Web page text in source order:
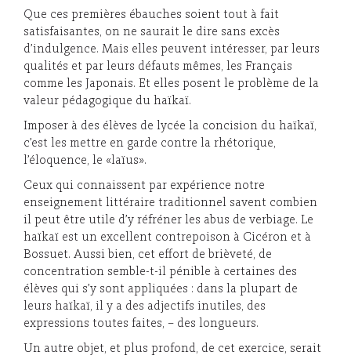
Que ces premières ébauches soient tout à fait
satisfaisantes, on ne saurait le dire sans excès
d’indulgence. Mais elles peuvent intéresser, par leurs
qualités et par leurs défauts mêmes, les Français
comme les Japonais. Et elles posent le problème de la
valeur pédagogique du haïkaï.
Imposer à des élèves de lycée la concision du haïkaï,
c’est les mettre en garde contre la rhétorique,
l’éloquence, le «laïus».
Ceux qui connaissent par expérience notre
enseignement littéraire traditionnel savent combien
il peut être utile d’y réfréner les abus de verbiage. Le
haïkaï est un excellent contrepoison à Cicéron et à
Bossuet. Aussi bien, cet effort de brièveté, de
concentration semble-t-il pénible à certaines des
élèves qui s’y sont appliquées : dans la plupart de
leurs haïkaï, il y a des adjectifs inutiles, des
expressions toutes faites, – des longueurs.
Un autre objet, et plus profond, de cet exercice, serait